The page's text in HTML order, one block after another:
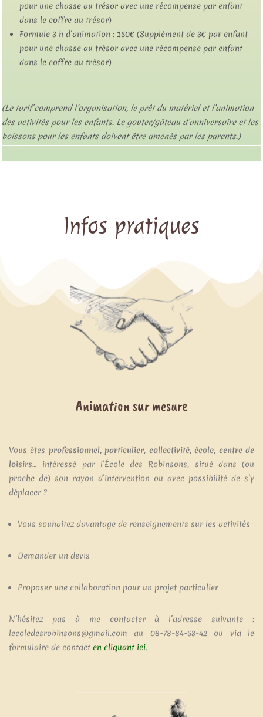
pour une chasse au trésor avec une récompense par enfant
dans le coffre au trésor)
Formule 3 h d’animation : 150€ (Supplément de 3€ par enfant
pour une chasse au trésor avec une récompense par enfant
dans le coffre au trésor)
(Le tarif comprend l’organisation, le prêt du matériel et l’animation
des activités pour les enfants. Le gouter/gâteau d’anniversaire et les
boissons pour les enfants doivent être amenés par les parents.)
Infos pratiques
Animation sur mesure
Vous êtes professionnel, particulier, collectivité, école, centre de
loisirs… intéressé par l’École des Robinsons, situé dans (ou
proche de) son rayon d’intervention ou avec possibilité de s’y
déplacer ?
Vous souhaitez davantage de renseignements sur les activités
Demander un devis
Proposer une collaboration pour un projet particulier
N’hésitez pas à me contacter à l’adresse suivante :
lecoledesrobinsons@gmail.com au 06-78-84-53-42 ou via le
formulaire de contact en cliquant ici.